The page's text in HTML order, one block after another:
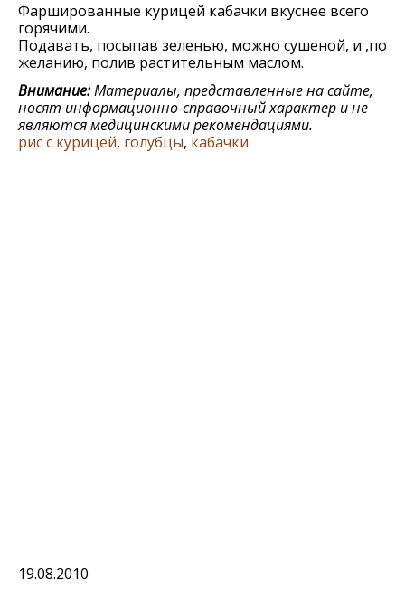
Фаршированные курицей кабачки вкуснее всего
горячими.
Подавать, посыпав зеленью, можно сушеной, и ,по
желанию, полив растительным маслом.
Внимание:Материалы, представленные на сайте,
носят информационно-справочный характер и не
являются медицинскими рекомендациями.
рис с курицей, голубцы, кабачки
19.08.2010